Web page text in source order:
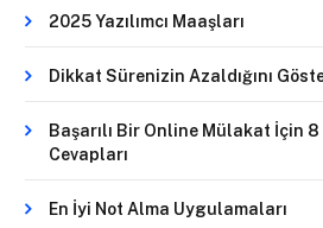
2025 Yazılımcı Maaşları
Dikkat Sürenizin Azaldığını
Başarılı Bir Online Mülakat İçin
Cevapları
En İyi Not Alma Uygulamaları